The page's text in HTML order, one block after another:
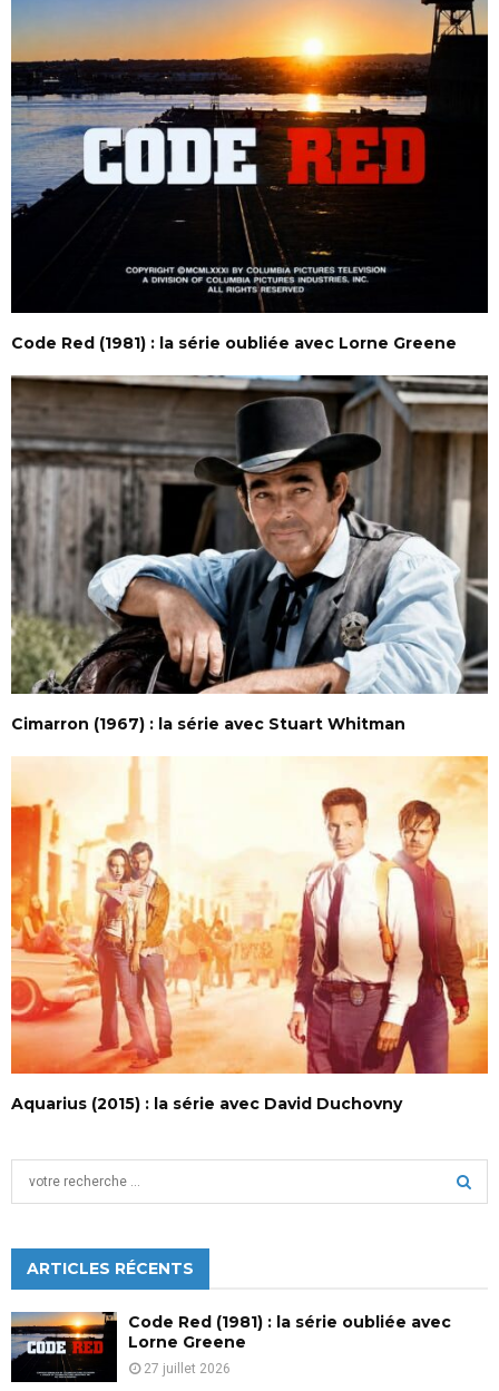
Code Red (1981) : la série oubliée avec Lorne Greene
Cimarron (1967) : la série avec Stuart Whitman
Aquarius (2015) : la série avec David Duchovny
h
f
o
r
:
ARTICLES RÉCENTS
Code Red (1981) : la série oubliée avec
Lorne Greene
27 juillet 2026